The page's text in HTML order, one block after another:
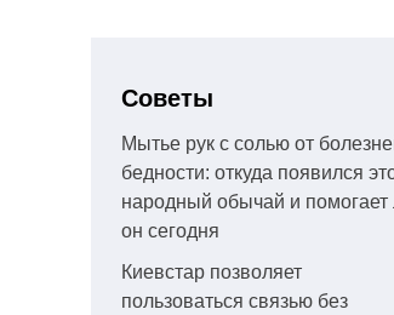
Советы
Мытье рук с солью от
бедности: откуда появился
народный обычай и помогает
он сегодня
Киевстар позволяет
пользоваться связью без